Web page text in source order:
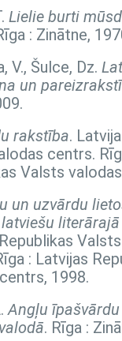
Lielie burti
: Zinātne,
V., Šulce, Dz.
un
rakstība.
centrs.
Valsts
un uzvārdu
: Latvijas
1998.
Angļu
. Rīga :